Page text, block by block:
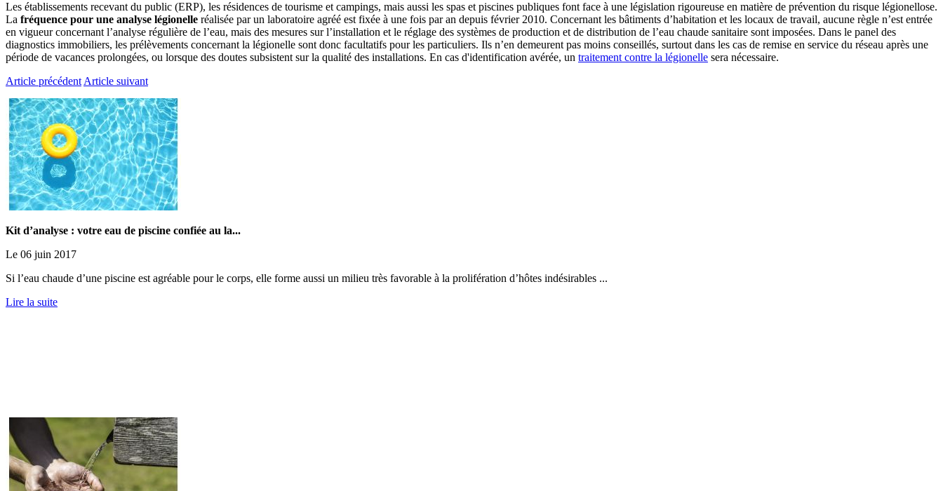
Les établissements recevant du public (ERP), les résidences de tourisme et campings, mais aussi les spas et piscines publiques font face à une législation rigoureuse en matière de prévention du risque légionellose.
La fréquence pour une analyse légionelle réalisée par un laboratoire agréé est fixée à une fois par an depuis février 2010. Concernant les bâtiments d’habitation et les locaux de travail, aucune règle n’est entrée
en vigueur concernant l’analyse régulière de l’eau, mais des mesures sur l’installation et le réglage des systèmes de production et de distribution de l’eau chaude sanitaire sont imposées. Dans le panel des
diagnostics immobiliers, les prélèvements concernant la légionelle sont donc facultatifs pour les particuliers. Ils n’en demeurent pas moins conseillés, surtout dans les cas de remise en service du réseau après une
période de vacances prolongées, ou lorsque des doutes subsistent sur la qualité des installations. En cas d'identification avérée, un traitement contre la légionelle sera nécessaire.
Article précédent Article suivant
Kit d’analyse : votre eau de piscine confiée au la...
Le 06 juin 2017
Si l’eau chaude d’une piscine est agréable pour le corps, elle forme aussi un milieu très favorable à la prolifération d’hôtes indésirables ...
Lire la suite